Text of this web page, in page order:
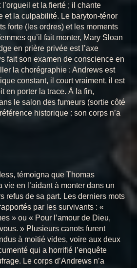
et la fierté ; il chante
et la culpabilité. Le baryton-ténor
forte (les ordres) et les moments
qu’il fait monter, Mary Sloan
en prière privée est l’axe
fait son examen de conscience en
la chorégraphie : Andrews est
constant, il court vraiment, il est
en porter la trace. À la fin,
le salon des fumeurs (sortie côté
historique : son corps n’a
témoigna que Thomas
en l’aidant à monter dans un
refus de sa part. Les derniers mots
par les survivants : «
» ou « Pour l’amour de Dieu,
» Plusieurs canots furent
à moitié vides, voire aux deux
qui a horrifié l’enquête
Le corps d’Andrews n’a